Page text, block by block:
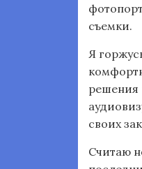
съемки.
Я
решения
своих
Считаю